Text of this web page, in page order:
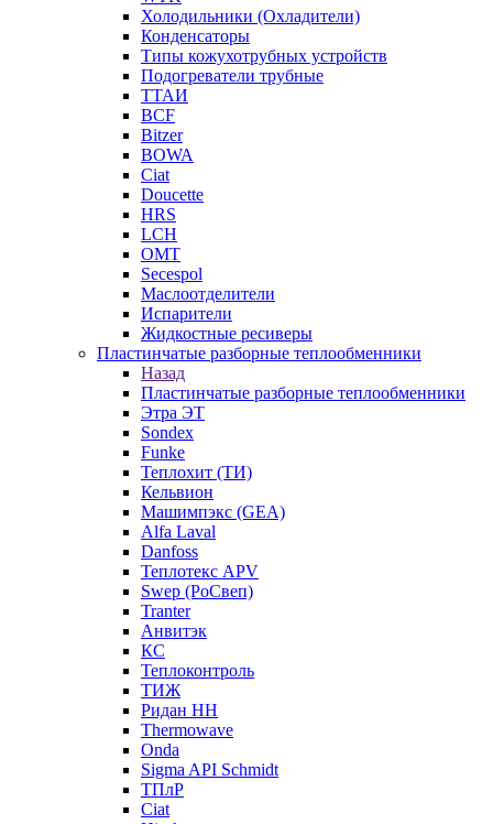
Холодильники (Охладители)
Конденсаторы
Типы кожухотрубных устройств
Подогреватели трубные
ТТАИ
BCF
Bitzer
BOWA
Ciat
Doucette
HRS
LCH
OMT
Secespol
Маслоотделители
Испарители
Жидкостные ресиверы
Пластинчатые разборные теплообменники
Назад
Пластинчатые разборные теплообменники
Этра ЭТ
Sondex
Funke
Теплохит (ТИ)
Кельвион
Машимпэкс (GEA)
Alfa Laval
Danfoss
Теплотекс APV
Swep (РоСвеп)
Tranter
Анвитэк
КС
Теплоконтроль
ТИЖ
Ридан НН
Thermowave
Onda
Sigma API Schmidt
ТПлР
Ciat